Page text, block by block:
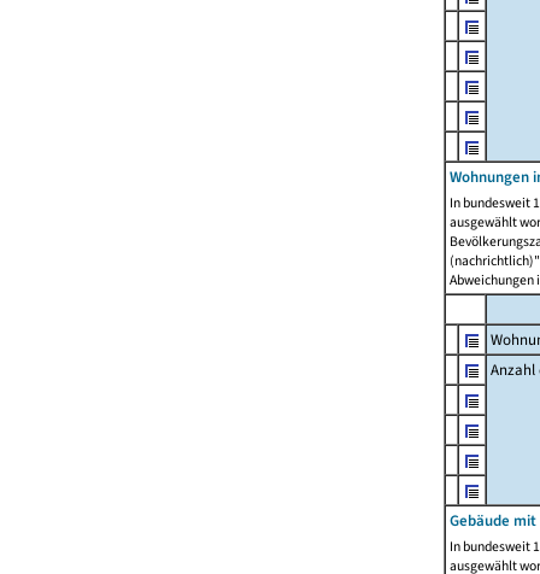
Wohnungen
In bundesweit
ausgewählt
Abweichungen
Anzahl
Gebäude
In bundesweit
ausgewählt